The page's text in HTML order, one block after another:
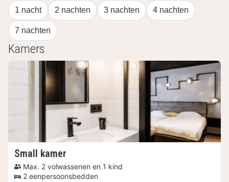
1 nacht 2 nachten 3 nachten 4 nachten
7 nachten
Kamers
Small kamer
Max. 2 volwassenen en 1 kind
2 eenpersoonsbedden